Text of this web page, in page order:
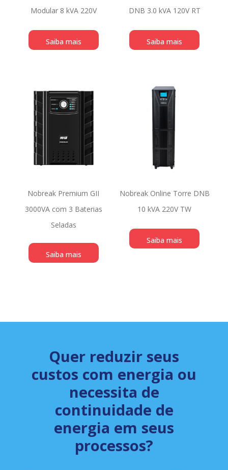
Modular 8 kVA 220V
Saiba mais
DNB 3.0 kVA 120V RT
Saiba mais
Nobreak Premium GII
3000VA com 3 Baterias
Seladas
Saiba mais
Nobreak Online Torre DNB
10 kVA 220V TW
Saiba mais
Quer reduzir seus
custos com energia ou
necessita de
continuidade de
energia em seus
processos?